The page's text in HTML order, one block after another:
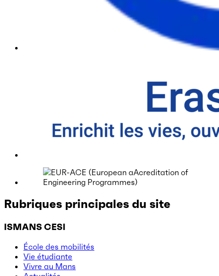
Rubriques principales du site
ISMANS CESI
École des mobilités
Vie étudiante
Vivre au Mans